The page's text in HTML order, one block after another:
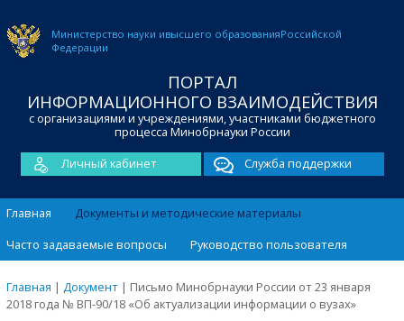
Министерство науки ивысшего образованияРоссийской
Федерации
ПОРТАЛ
ИНФОРМАЦИОННОГО ВЗАИМОДЕЙСТВИЯ
с организациями и учреждениями, участниками бюджетного
процесса Минобрнауки России
Личный кабинет
Служба поддержки
Главная
Документы и методические материалы
Часто задаваемые вопросы
Руководство пользователя
Главная | Документ | Письмо Минобрнауки России от 23 января
2018 года № ВП-90/18 «Об актуализации информации о вузах»